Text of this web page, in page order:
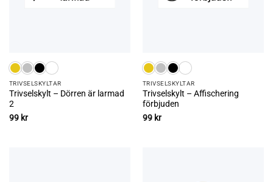
TRIVSEL­SKYLTAR
Trivselskylt – Dörren är larmad
2
99 kr
TRIVSEL­SKYLTAR
Trivselskylt – Affischering
förbjuden
99 kr